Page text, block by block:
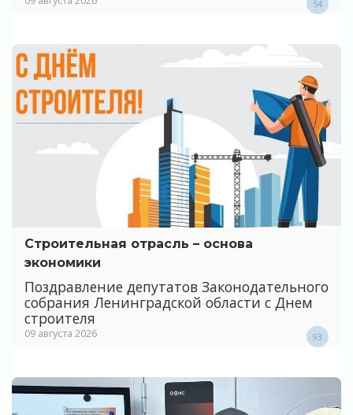
54
Строительная отрасль – основа
экономики
Поздравление депутатов Законодательного
собрания Ленинградской области с Днем
строителя
09 августа 2026 93